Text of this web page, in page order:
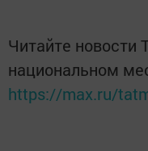
Читайте новости
национальном
https://max.ru/